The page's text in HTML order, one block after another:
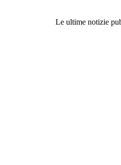
Le ultime notizie